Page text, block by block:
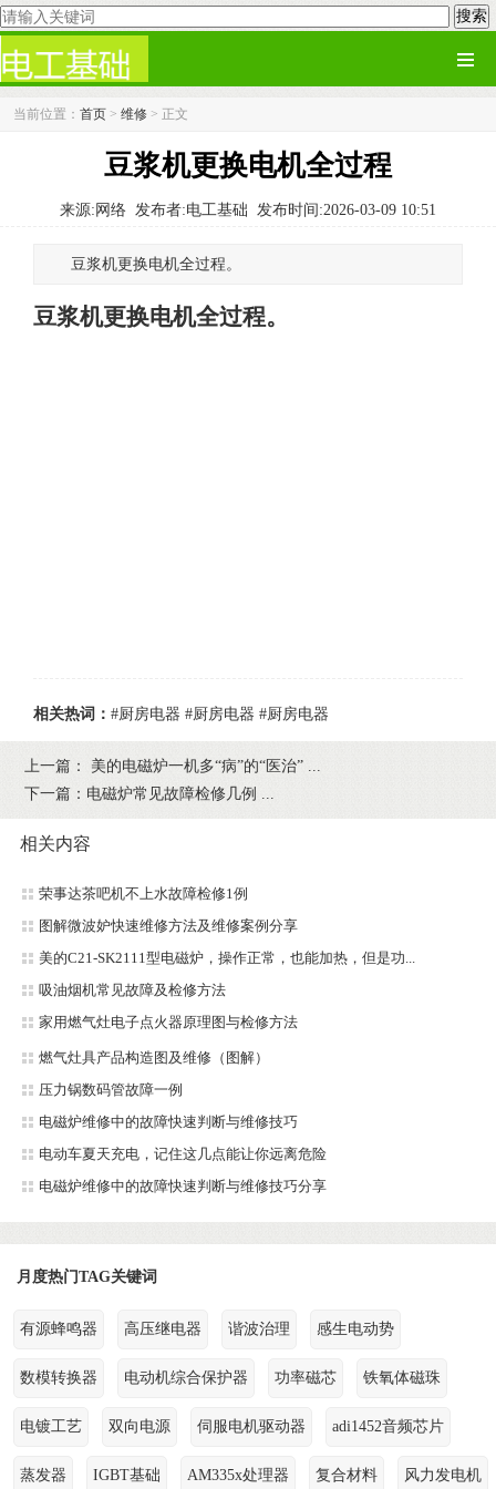
当前位置： 首页 > 维修 > 正文
豆浆机更换电机全过程
来源:网络 发布者:电工基础 发布时间:2026-03-09 10:51
豆浆机更换电机全过程。
豆浆机更换电机全过程。
相关热词： #厨房电器 #厨房电器 #厨房电器
上一篇：
美的电磁炉一机多“病”的“医治” ...
下一篇： 电磁炉常见故障检修几例 ...
相关内容
荣事达茶吧机不上水故障检修1例
图解微波妒快速维修方法及维修案例分享
美的C21-SK2111型电磁炉，操作正常，也能加热，但是功...
吸油烟机常见故障及检修方法
家用燃气灶电子点火器原理图与检修方法
燃气灶具产品构造图及维修（图解）
压力锅数码管故障一例
电磁炉维修中的故障快速判断与维修技巧
电动车夏天充电，记住这几点能让你远离危险
电磁炉维修中的故障快速判断与维修技巧分享
月度热门TAG关键词
有源蜂鸣器 高压继电器 谐波治理 感生电动势
数模转换器 电动机综合保护器 功率磁芯 铁氧体磁珠
电镀工艺 双向电源 伺服电机驱动器 adi1452音频芯片
蒸发器 IGBT基础 AM335x处理器 复合材料 风力发电机